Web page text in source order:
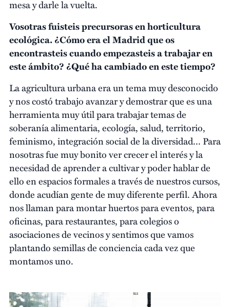
mesa y darle la vuelta.
Vosotras fuisteis precursoras en horticultura
ecológica. ¿Cómo era el Madrid que os
encontrasteis cuando empezasteis a trabajar en
este ámbito? ¿Qué ha cambiado en este tiempo?
La agricultura urbana era un tema muy desconocido
y nos costó trabajo avanzar y demostrar que es una
herramienta muy útil para trabajar temas de
soberanía alimentaria, ecología, salud, territorio,
feminismo, integración social de la diversidad... Para
nosotras fue muy bonito ver crecer el interés y la
necesidad de aprender a cultivar y poder hablar de
ello en espacios formales a través de nuestros cursos,
donde acudían gente de muy diferente perfil. Ahora
nos llaman para montar huertos para eventos, para
oficinas, para restaurantes, para colegios o
asociaciones de vecinos y sentimos que vamos
plantando semillas de conciencia cada vez que
montamos uno.